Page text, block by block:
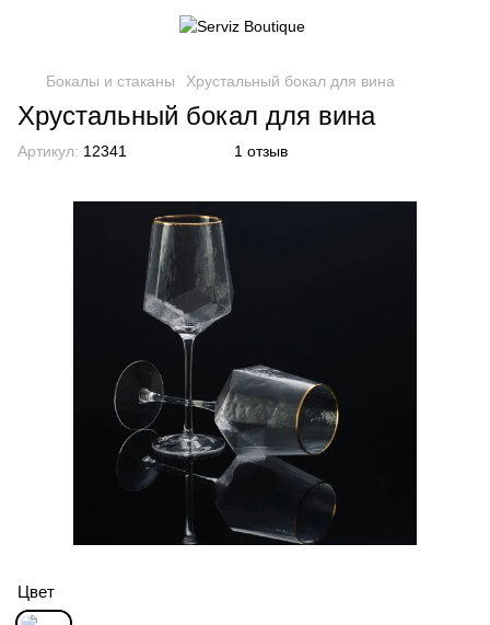
Бокалы и стаканы Хрустальный бокал для вина
Хрустальный бокал для вина
Артикул: 12341 1 отзыв
Цвет